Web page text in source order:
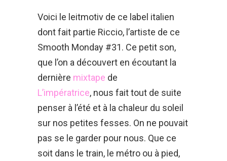
Voici le leitmotiv de ce label italien
dont fait partie Riccio, l’artiste de ce
Smooth Monday #31. Ce petit son,
que l’on a découvert en écoutant la
dernière mixtape de
L’impératrice, nous fait tout de suite
penser à l’été et à la chaleur du soleil
sur nos petites fesses. On ne pouvait
pas se le garder pour nous. Que ce
soit dans le train, le métro ou à pied,